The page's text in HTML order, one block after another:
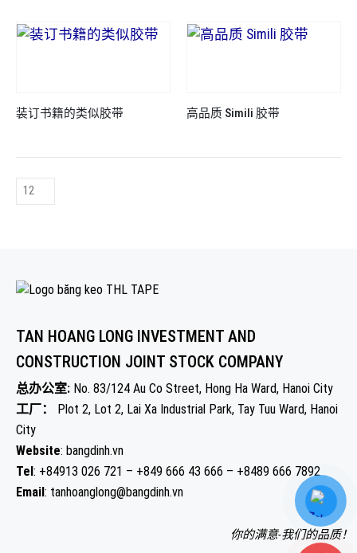
装订书籍的类似胶带 高品质 Simili 胶带
TAN HOANG LONG INVESTMENT AND
CONSTRUCTION JOINT STOCK COMPANY
总办公室: No. 83/124 Au Co Street, Hong Ha Ward, Hanoi City
工厂：
Plot 2, Lot 2, Lai Xa Industrial Park, Tay Tuu Ward, Hanoi
City
Website: bangdinh.vn
Tel : +84913 026 721 – +849 666 43 666 – +8489 666 7892
Email : tanhoanglong@bangdinh.vn
你的满意-我们的品质！